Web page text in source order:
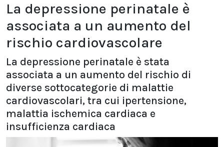
La depressione perinatale è
associata a un aumento del
rischio cardiovascolare
La depressione perinatale è stata
associata a un aumento del rischio di
diverse sottocategorie di malattie
cardiovascolari, tra cui ipertensione,
malattia ischemica cardiaca e
insufficienza cardiaca